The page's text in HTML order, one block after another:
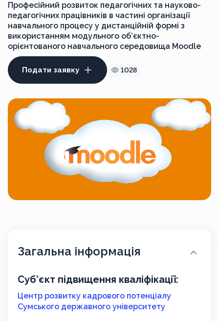
Професійний розвиток педагогічних та науково-
педагогічних працівників в частині організації
навчального процесу у дистанційній формі з
використанням модульного об’єктно-
орієнтованого навчального середовища Moodle
Подати заявку 1028
Загальна інформація
Суб’єкт підвищення кваліфікації:
Центр розвитку кадрового потенціалу
Сумського державного університету